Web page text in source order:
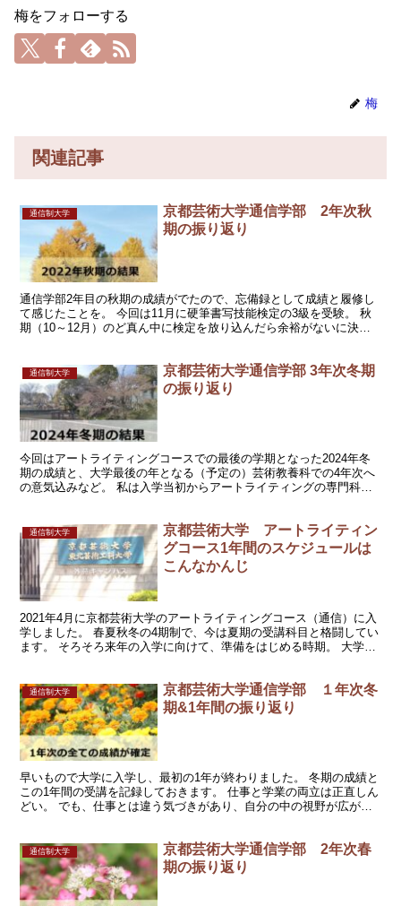
梅をフォローする
梅
関連記事
通信制大学
京都芸術大学通信学部 2年次秋
期の振り返り
通信学部2年目の秋期の成績がでたので、忘備録として成績と履修し
て感じたことを。 今回は11月に硬筆書写技能検定の3級を受験。 秋
期（10～12月）のど真ん中に検定を放り込んだら余裕がないに決ま
通信制大学
京都芸術大学通信学部 3年次冬期
の振り返り
今回はアートライティングコースでの最後の学期となった2024年冬
期の成績と、大学最後の年となる（予定の）芸術教養科での4年次へ
の意気込みなど。 私は入学当初からアートライティングの専門科目
通信制大学
京都芸術大学 アートライティン
グコース1年間のスケジュールは
こんなかんじ
2021年4月に京都芸術大学のアートライティングコース（通信）に入
学しました。 春夏秋冬の4期制で、今は夏期の受講科目と格闘してい
ます。 そろそろ来年の入学に向けて、準備をはじめる時期。 大学の
通信制大学
京都芸術大学通信学部 １年次冬
期&1年間の振り返り
早いもので大学に入学し、最初の1年が終わりました。 冬期の成績と
この1年間の受講を記録しておきます。 仕事と学業の両立は正直しん
どい。 でも、仕事とは違う気づきがあり、自分の中の視野が広がる
通信制大学
京都芸術大学通信学部 2年次春
期の振り返り